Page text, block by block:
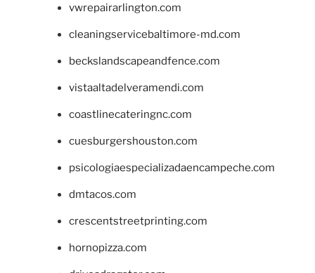
vwrepairarlington.com
cleaningservicebaltimore-md.com
beckslandscapeandfence.com
vistaaltadelveramendi.com
coastlinecateringnc.com
cuesburgershouston.com
psicologiaespecializadaencampeche.com
dmtacos.com
crescentstreetprinting.com
hornopizza.com